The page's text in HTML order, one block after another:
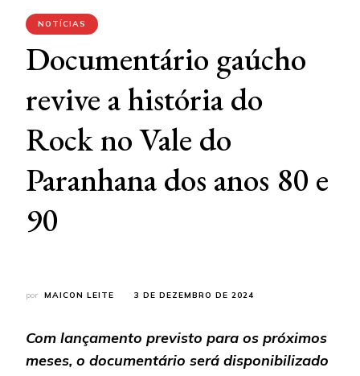
NOTÍCIAS
Documentário gaúcho
revive a história do
Rock no Vale do
Paranhana dos anos 80 e
90
por MAICON LEITE 3 DE DEZEMBRO DE 2024
Com lançamento previsto para os próximos
meses, o documentário será disponibilizado